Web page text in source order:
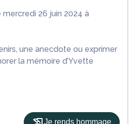
mercredi 26 juin 2024 à
une anecdote ou exprimer
la mémoire d’Yvette
Je rends hommage